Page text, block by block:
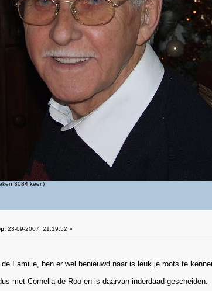
3084 keer.)
23-09-2007, 21:19:52 »
Familie, ben er wel benieuwd naar is leuk je roots te
met Cornelia de Roo en is daarvan inderdaad gescheiden.